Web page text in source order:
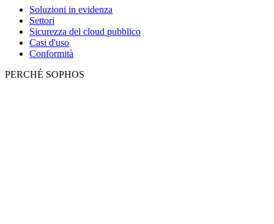
Soluzioni in evidenza
Settori
Sicurezza del cloud pubblico
Casi d'uso
Conformità
PERCHÉ SOPHOS